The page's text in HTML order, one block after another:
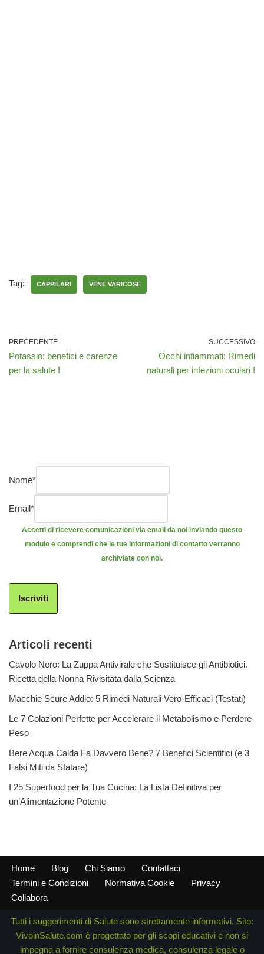
Tag: CAPPILARI VENE VARICOSE
PRECEDENTE
Potassio: benefici e carenze
per la salute !
SUCCESSIVO
Occhi infiammati: Rimedi
naturali per infezioni oculari !
Nome*
Email*
Accetti di ricevere comunicazioni via email da noi inviando questo
modulo e comprendi che le tue informazioni di contatto verranno
archiviate con noi.
Iscriviti
Articoli recenti
Cavolo Nero: La Zuppa Antivirale che Sostituisce gli Antibiotici.
Ricetta della Nonna Rivisitata dalla Scienza
Macchie Scure Addio: 5 Rimedi Naturali Vero-Efficaci (Testati)
Le 7 Colazioni Perfette per Accelerare il Metabolismo e Perdere
Peso
Bere Acqua Calda Fa Davvero Bene? 7 Benefici Scientifici (e 3
Falsi Miti da Sfatare)
I 25 Superfood per la Tua Cucina: La Lista Definitiva per
un’Alimentazione Potente
Home Blog Chi Siamo
Contattaci
Termini e Condizioni
Normativa Cookie
Privacy
Collabora
Tutti i suggerimenti di Salute sono strettamente informativi. Sito:
VivoinSalute.com è progettato per gli scopi educativi e non si
impegna a fornire consulenza medica, consulenza legale o